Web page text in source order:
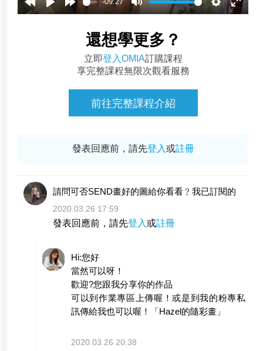
還想學更多？
立即登入OMIA訂購課程
享完整課程無限次觀看服務
前往完整課程介紹
發表回應前，請先登入或註冊
請問可否SEND畫好的圖給你看看﹖我已訂閱的
2020.03.26 17:59
發表回應前，請先登入或註冊
Hi:您好
當然可以呀！
歡迎?您跟我分享你的作品
可以到作業專區上傳喔！或是到我的粉專私
訊傳給我也可以喔！「Hazel的隨彩畫」
2020.03.26 20:38